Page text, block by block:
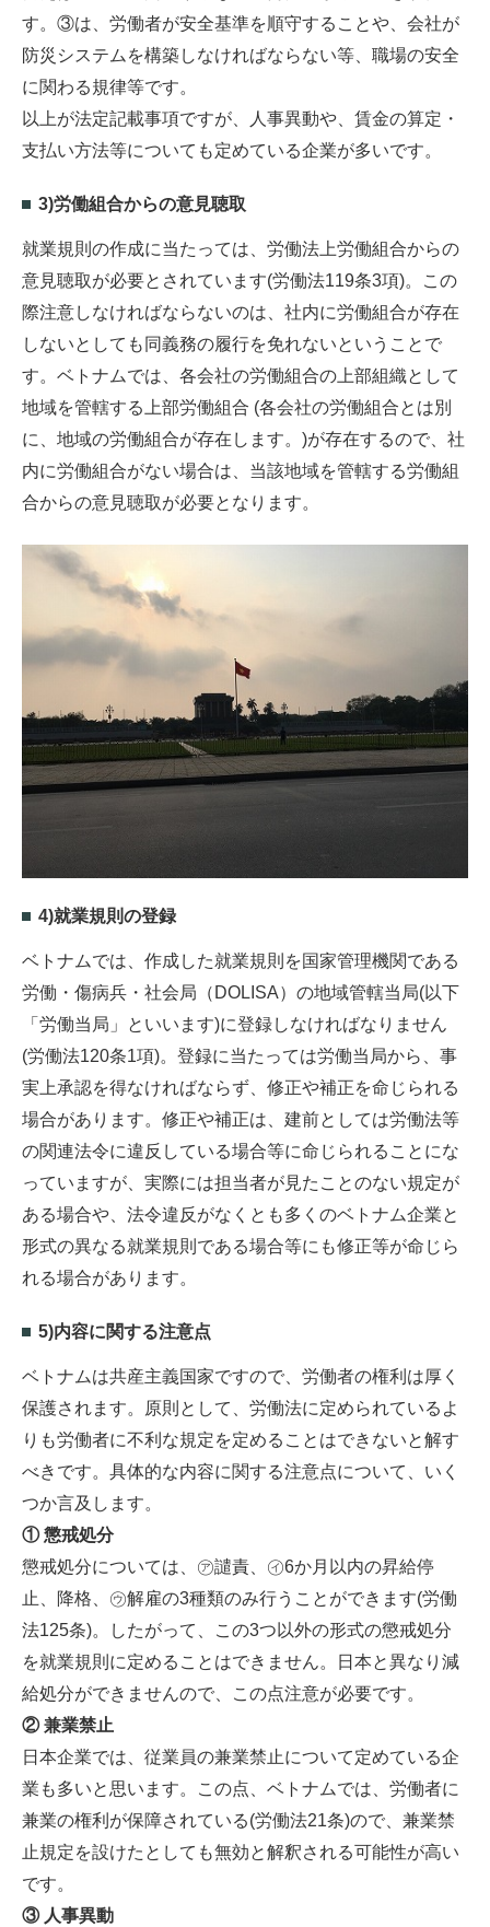
す。③は、労働者が安全基準を順守することや、会社が
防災システムを構築しなければならない等、職場の安全
に関わる規律等です。
以上が法定記載事項ですが、人事異動や、賃金の算定・
支払い方法等についても定めている企業が多いです。
3)労働組合からの意見聴取
就業規則の作成に当たっては、労働法上労働組合からの
意見聴取が必要とされています(労働法119条3項)。この
際注意しなければならないのは、社内に労働組合が存在
しないとしても同義務の履行を免れないということで
す。ベトナムでは、各会社の労働組合の上部組織として
地域を管轄する上部労働組合 (各会社の労働組合とは別
に、地域の労働組合が存在します。)が存在するので、社
内に労働組合がない場合は、当該地域を管轄する労働組
合からの意見聴取が必要となります。
4)就業規則の登録
ベトナムでは、作成した就業規則を国家管理機関である
労働・傷病兵・社会局（DOLISA）の地域管轄当局(以下
「労働当局」といいます)に登録しなければなりません
(労働法120条1項)。登録に当たっては労働当局から、事
実上承認を得なければならず、修正や補正を命じられる
場合があります。修正や補正は、建前としては労働法等
の関連法令に違反している場合等に命じられることにな
っていますが、実際には担当者が見たことのない規定が
ある場合や、法令違反がなくとも多くのベトナム企業と
形式の異なる就業規則である場合等にも修正等が命じら
れる場合があります。
5)内容に関する注意点
ベトナムは共産主義国家ですので、労働者の権利は厚く
保護されます。原則として、労働法に定められているよ
りも労働者に不利な規定を定めることはできないと解す
べきです。具体的な内容に関する注意点について、いく
つか言及します。
① 懲戒処分
懲戒処分については、㋐譴責、㋑6か月以内の昇給停
止、降格、㋒解雇の3種類のみ行うことができます(労働
法125条)。したがって、この3つ以外の形式の懲戒処分
を就業規則に定めることはできません。日本と異なり減
給処分ができませんので、この点注意が必要です。
② 兼業禁止
日本企業では、従業員の兼業禁止について定めている企
業も多いと思います。この点、ベトナムでは、労働者に
兼業の権利が保障されている(労働法21条)ので、兼業禁
止規定を設けたとしても無効と解釈される可能性が高い
です。
③ 人事異動